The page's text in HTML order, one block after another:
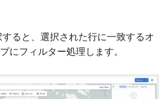
すると、選択された行に一致するオ
にフィルター処理します。